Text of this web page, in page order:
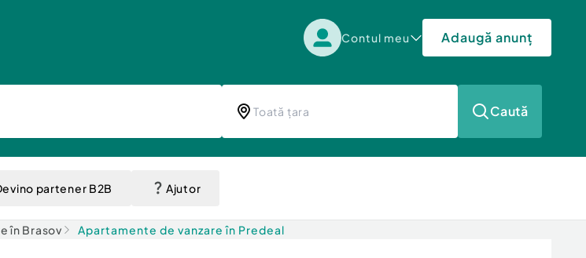
Contul meu Adaugă anunț
Caută
partener B2B Ajutor
în Brasov Apartamente de vanzare în Predeal